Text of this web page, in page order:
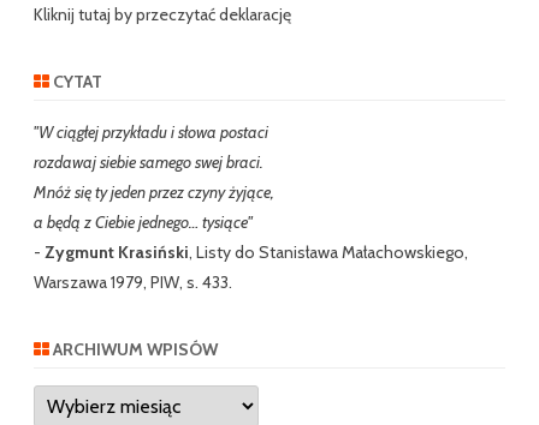
h
Kliknij tutaj by przeczytać deklarację
CYTAT
"W ciągłej przykładu i słowa postaci
rozdawaj siebie samego swej braci.
Mnóż się ty jeden przez czyny żyjące,
a będą z Ciebie jednego… tysiące"
- Zygmunt Krasiński, Listy do Stanisława Małachowskiego,
Warszawa 1979, PIW, s. 433.
ARCHIWUM WPISÓW
Archiwum
wpisów